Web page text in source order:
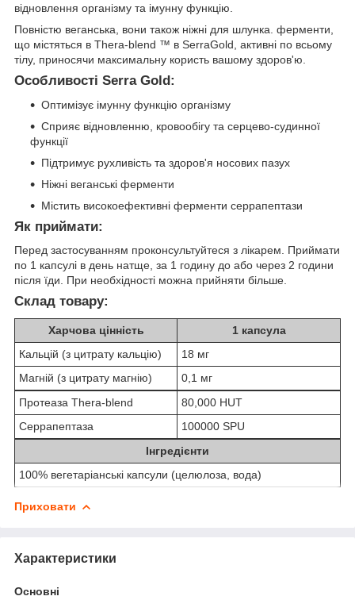
відновлення організму та імунну функцію.
Повністю веганська, вони також ніжні для шлунка. ферменти,
що містяться в Thera-blend ™ в SerraGold, активні по всьому
тілу, приносячи максимальну користь вашому здоров'ю.
Особливості Serra Gold:
Оптимізує імунну функцію організму
Сприяє відновленню, кровообігу та серцево-судинної
функції
Підтримує рухливість та здоров'я носових пазух
Ніжні веганські ферменти
Містить високоефективні ферменти серрапептази
Як приймати:
Перед застосуванням проконсультуйтеся з лікарем. Приймати
по 1 капсулі в день натще, за 1 годину до або через 2 години
після їди. При необхідності можна прийняти більше.
Склад товару:
Харчова цінність
1 капсула
Кальцій (з цитрату кальцію)
18 мг
Магній (з цитрату магнію)
0,1 мг
Протеаза Thera-blend
80,000 HUT
Серрапептаза
100000 SPU
Інгредієнти
100% вегетаріанські капсули (целюлоза, вода)
Приховати
Характеристики
Основні